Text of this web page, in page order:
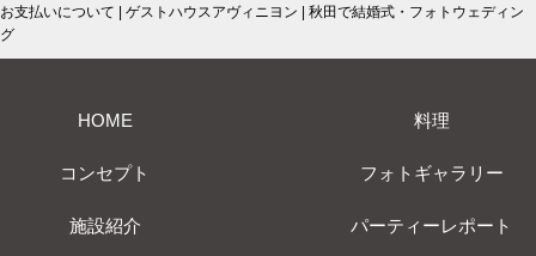
お支払いについて | ゲストハウスアヴィニヨン | 秋田で結婚式・フォトウェディン
グ
HOME
コンセプト
施設紹介
料理
フォトギャラリー
パーティーレポート